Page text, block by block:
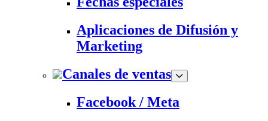
Aplicaciones de Difusión y
Marketing
Canales de ventas
Facebook / Meta